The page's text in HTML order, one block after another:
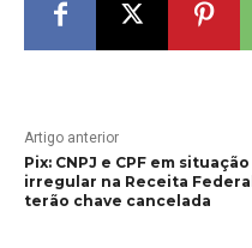
Artigo anterior
Pix: CNPJ e CPF em situação
irregular na Receita Federal
terão chave cancelada